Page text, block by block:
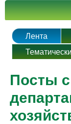
Главное
Лента
Посты